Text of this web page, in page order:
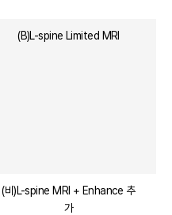
(B)L-spine Limited MRI
(비)L-spine MRI + Enhance 추
가